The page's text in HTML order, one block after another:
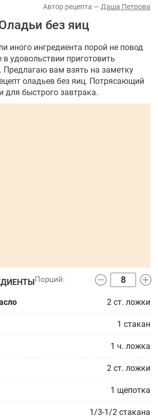
Даша Петрова
без яиц
иного ингредиента порой не повод
в удовольствии приготовить
вам взять на заметку
оладьев без яиц. Потрясающий
для быстрого завтрака.
2 ст. ложки
1 стакан
1 ч. ложка
2 ст. ложки
1 щепотка
1/3-1/2 стакана